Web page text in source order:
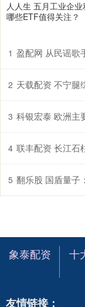
人人生 五月工业企
哪些ETF值得关注？
1 盈配网 从民谣歌
2 天载配资 不宁腿
3 科银宏泰 欧洲主
4 联丰配资 长江石
5 翻乐股 国盾量子：
象泰配资
十
友情链接：